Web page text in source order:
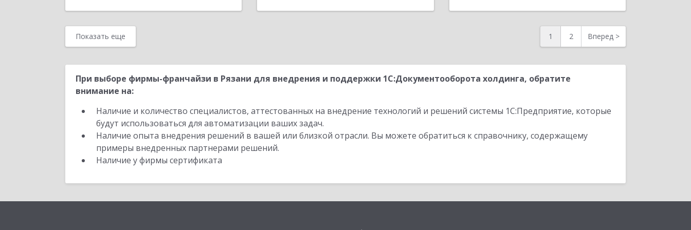
Показать еще 1 2 Вперед >
При выборе фирмы-франчайзи в Рязани для внедрения и поддержки 1С:Документооборота холдинга, обратите
внимание на:
Наличие и количество специалистов, аттестованных на внедрение технологий и решений системы 1С:Предприятие, которые
будут использоваться для автоматизации ваших задач.
Наличие опыта внедрения решений в вашей или близкой отрасли. Вы можете обратиться к справочнику, содержащему
примеры внедренных партнерами решений.
Наличие у фирмы сертификата